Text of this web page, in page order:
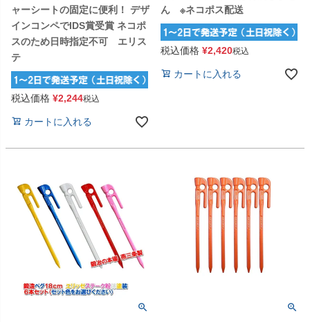
ャーシートの固定に便利！ デザ
インコンペでIDS賞受賞 ネコポ
スのため日時指定不可 エリス
テ
税込価格 ¥2,244税込
カートに入れる
ん ※ネコポス配送
税込価格 ¥2,420税込
カートに入れる